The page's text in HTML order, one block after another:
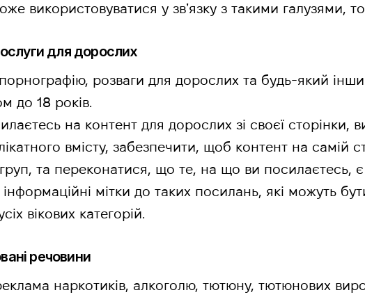
використовуватися у звʼязку з такими галузями,
для дорослих
розваги для дорослих та будь-який
до 18 років.
на контент для дорослих зі своєї сторінки,
вмісту, забезпечити, щоб контент на самій
груп, та переконатися, що те, на що ви посилаєтесь,
мітки до таких посилань, які можуть
вікових категорій.
речовини
наркотиків, алкоголю, тютюну, тютюнових